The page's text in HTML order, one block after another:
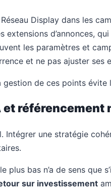
Display dans les
extensions d’annonces,
les paramètres et
et ne pas ajuster ses
gestion de ces points
et
Intégrer une stratégie
plus bas n’a de sens
sur investissement